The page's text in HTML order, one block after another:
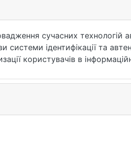
сучасних технологій
ідентифікації та
користувачів в